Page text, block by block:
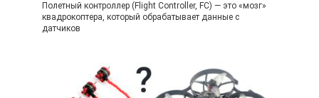
Полетный контроллер (Flight Controller, FC) — это «мозг»
квадрокоптера, который обрабатывает данные с
датчиков